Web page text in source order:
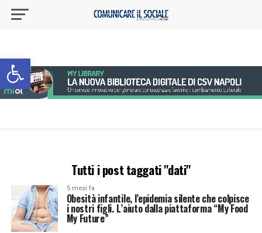
Apri la barra degli strumenti
Tutti i post taggati "dati"
5 mesi fa
Obesità infantile, l’epidemia silente che colpisce
i nostri figli. L’aiuto dalla piattaforma “My Food
My Future”